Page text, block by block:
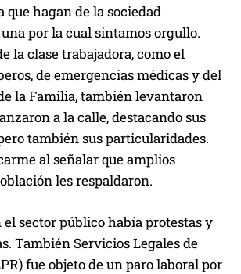
que hagan de la sociedad
por la cual sintamos orgullo.
la clase trabajadora, como el
de emergencias médicas y del
la Familia, también levantaron
a la calle, destacando sus
también sus particularidades.
al señalar que amplios
les respaldaron.
el sector público había protestas y
También Servicios Legales de
fue objeto de un paro laboral por